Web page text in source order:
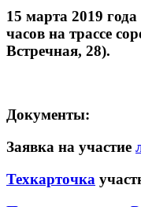
15 марта 2019
часов на трассе
Встречная, 28).
Документы:
Заявка на участие
Техкарточка